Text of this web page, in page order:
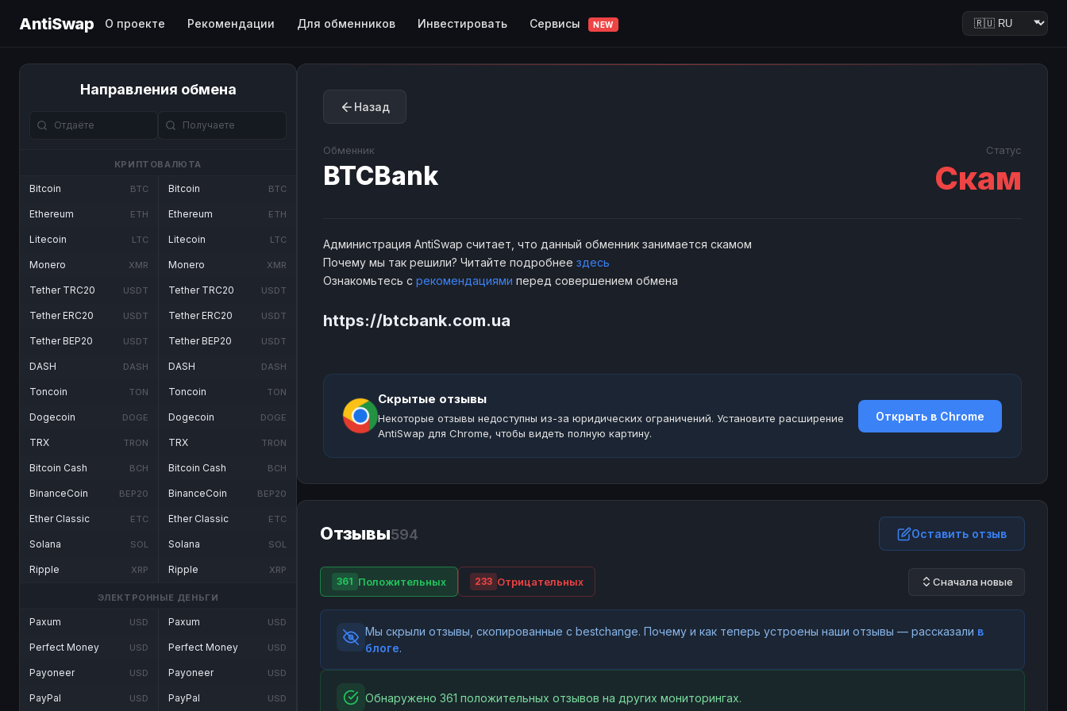
AntiSwap О проекте Рекомендации Для обменников Инвестировать Сервисы NEW
Направления обмена
КРИПТОВАЛЮТА
Bitcoin BTC
Ethereum ETH
Litecoin LTC
Monero XMR
Tether TRC20 USDT
Tether ERC20 USDT
Tether BEP20 USDT
DASH DASH
Toncoin TON
Dogecoin DOGE
TRX TRON
Bitcoin Cash BCH
BinanceCoin BEP20
Ether Classic ETC
Solana SOL
Ripple XRP
Bitcoin BTC
Ethereum ETH
Litecoin LTC
Monero XMR
Tether TRC20 USDT
Tether ERC20 USDT
Tether BEP20 USDT
DASH DASH
Toncoin TON
Dogecoin DOGE
TRX TRON
Bitcoin Cash BCH
BinanceCoin BEP20
Ether Classic ETC
Solana SOL
Ripple XRP
ЭЛЕКТРОННЫЕ ДЕНЬГИ
Paxum USD
Perfect Money USD
Payoneer USD
PayPal USD
Paxum USD
Perfect Money USD
Payoneer USD
PayPal USD
Назад
Обменник
BTCBank
Статус
Скам
Администрация AntiSwap считает, что данный обменник занимается скамом
Почему мы так решили? Читайте подробнее здесь
Ознакомьтесь с рекомендациями перед совершением обмена
https://btcbank.com.ua
Скрытые отзывы
Некоторые отзывы недоступны из-за юридических ограничений. Установите расширение
AntiSwap для Chrome, чтобы видеть полную картину.
Открыть в Chrome
Отзывы594 Оставить отзыв
361 Положительных 233 Отрицательных Сначала новые
Мы скрыли отзывы, скопированные с bestchange. Почему и как теперь устроены наши отзывы — рассказали в
блоге.
Обнаружено 361 положительных отзывов на других мониторингах.